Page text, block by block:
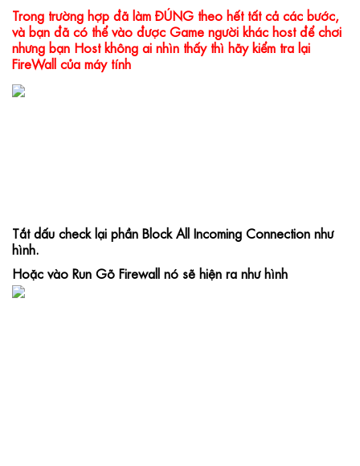
Trong trường hợp đã làm ĐÚNG theo hết tất cả các bước,
và bạn đã có thể vào được Game người khác host để chơi
nhưng bạn Host không ai nhìn thấy thì hãy kiểm tra lại
FireWall của máy tính
Tắt dấu check lại phần Block All Incoming Connection như
hình.
Hoặc vào Run Gõ Firewall nó sẽ hiện ra như hình